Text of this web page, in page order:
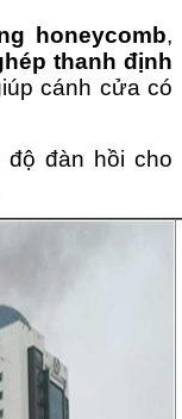
honeycomb,
thanh định
cánh cửa có
độ đàn hồi cho